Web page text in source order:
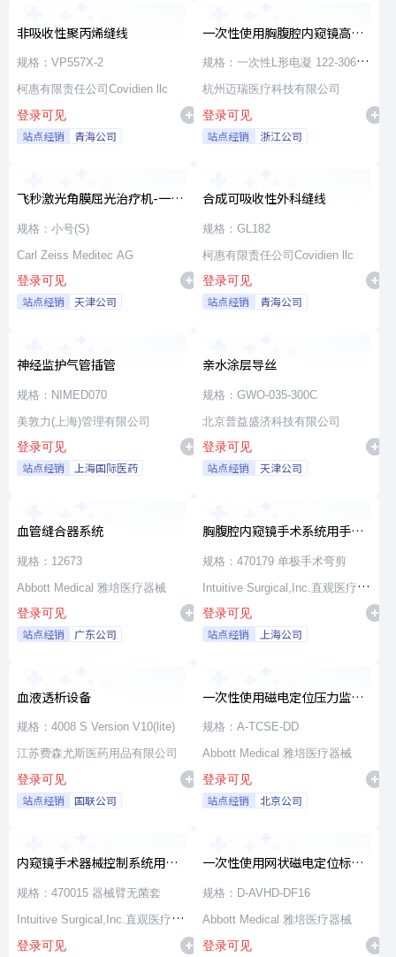
非吸收性聚丙烯缝线
规格：VP557X-2
柯惠有限责任公司Covidien llc
登录可见
站点经销 青海公司
一次性使用胸腹腔内窥镜高频
手术器械
规格：一次性L形电凝 122-30660
φ5×330
杭州迈瑞医疗科技有限公司
登录可见
站点经销 浙江公司
飞秒激光角膜屈光治疗机-一次
性使用无菌治疗包
规格：小号(S)
Carl Zeiss Meditec AG
登录可见
站点经销 天津公司
合成可吸收性外科缝线
规格：GL182
柯惠有限责任公司Covidien llc
登录可见
站点经销 青海公司
神经监护气管插管
规格：NIMED070
美敦力(上海)管理有限公司
登录可见
站点经销 上海国际医药
亲水涂层导丝
规格：GWO-035-300C
北京普益盛济科技有限公司
登录可见
站点经销 天津公司
血管缝合器系统
规格：12673
Abbott Medical 雅培医疗器械
登录可见
站点经销 广东公司
胸腹腔内窥镜手术系统用手术
器械
规格：470179 单极手术弯剪
Intuitive Surgical,Inc.直观医疗公
司
登录可见
站点经销 上海公司
血液透析设备
规格：4008 S Version V10(lite)
江苏费森尤斯医药用品有限公司
登录可见
站点经销 国联公司
一次性使用磁电定位压力监测
消融导管
规格：A-TCSE-DD
Abbott Medical 雅培医疗器械
登录可见
站点经销 北京公司
内窥镜手术器械控制系统用无
源器械和附件
规格：470015 器械臂无菌套
Intuitive Surgical,Inc.直观医疗公
司
登录可见
一次性使用网状磁电定位标测
导管
规格：D-AVHD-DF16
Abbott Medical 雅培医疗器械
登录可见